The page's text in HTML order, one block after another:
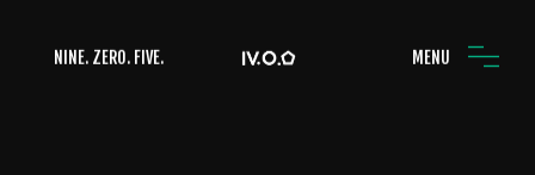
NINE. ZERO. FIVE. MENU